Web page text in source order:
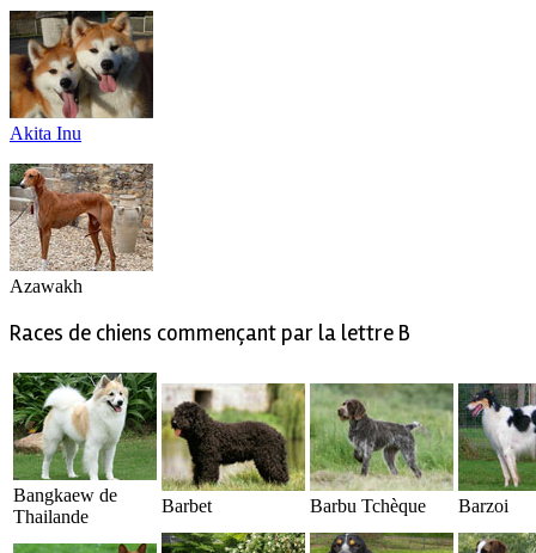
Akita Inu
Azawakh
Races de chiens commençant par la lettre B
Bangkaew de
Thailande
Barbet Barbu Tchèque Barzoi